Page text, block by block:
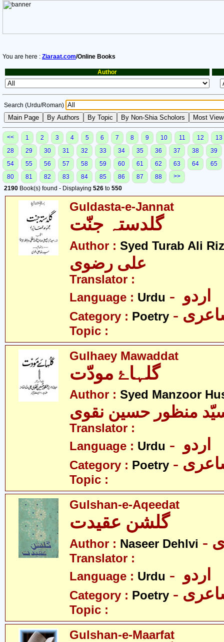
You are here : Ziaraat.com/Online Books
Author
Search (Urdu/Roman)
<< 1 2 3 4 5 6 7 8 9 10 11 12
13
28
29 30 31 32 33 34 35 36 37 38
39
54
55 56 57 58 59 60 61 62 63 64
65
80
81 82 83 84 85 86 87 88
>>
2190 Book(s) found - Displaying 526 to 550
Guldasta-e-Jannat
گلدستہ جنّت
Author : Syed Turab Ali
علی رضوی
Translator :
Language : Urdu
Category : Poetry
Topic :
Gulhaey Mawaddat
گلہاۓ مودّت
Author : Syed Manzoor
منظور حسین نقوی
Translator :
Language : Urdu
Category : Poetry
Topic :
Gulshan-e-Aqeedat
گلشن عقیدت
Author : Naseer Dehlvi
Translator :
Language : Urdu
Category : Poetry
Topic :
Gulshan-e-Maarfat